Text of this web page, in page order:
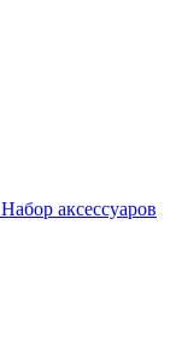
Набор аксессуаров